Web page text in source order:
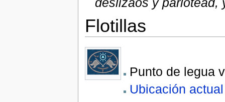
Flotillas
Punto de legua
Ubicación